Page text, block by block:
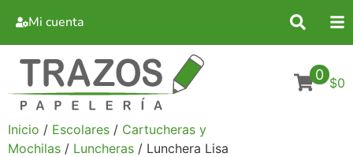
Mi cuenta
0 $0
Inicio / Escolares / Cartucheras y
Mochilas / Luncheras / Lunchera Lisa